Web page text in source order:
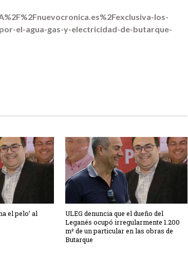
los-
el-agua-gas-y-electricidad-de-butarque-
el pelo’ al
ULEG denuncia que el dueño del
Leganés ocupó irregularmente 1.200
m² de un particular en las obras de
Butarque